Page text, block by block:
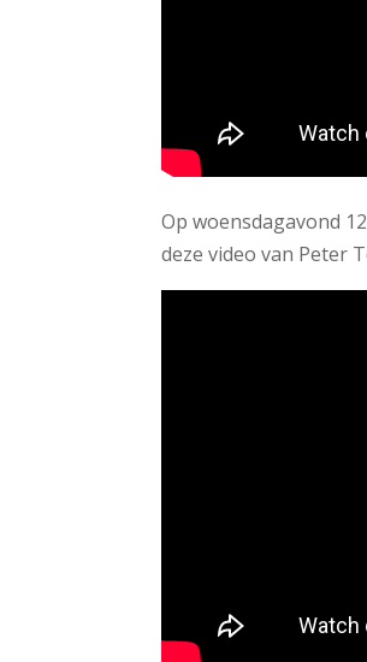
Op woensdagavond
deze video van Peter